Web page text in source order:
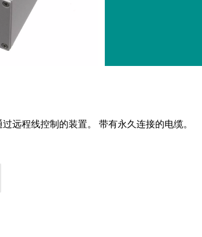
远程线控制的装置。 带有永久连接的电缆。